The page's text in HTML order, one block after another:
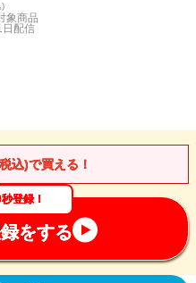
)
象商品
配信
込)で買える！
登録！
をする